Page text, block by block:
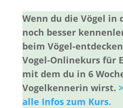
Wenn du die Vögel in
noch besser
beim Vögel-
Vogel-Onlinekurs für
mit dem du in 6
Vogelkennerin wirst.
alle Infos zum Kurs.